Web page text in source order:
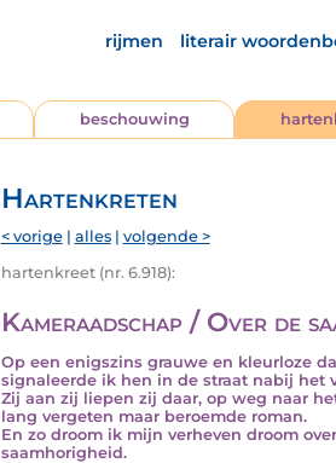
rijmen literair
beschouwing
Hartenkreten
< vorige| alles| volgende >
hartenkreet (nr. 6.918):
Kameraadschap / Over de
Op een enigszins grauwe en kleurloze
signaleerde ik hen in de straat nabij het
Zij aan zij liepen zij daar, op weg naar
lang vergeten maar beroemde roman.
En zo droom ik mijn verheven droom
saamhorigheid.